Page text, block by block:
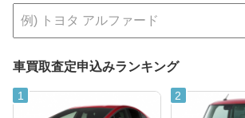
車買取査定申込みランキング